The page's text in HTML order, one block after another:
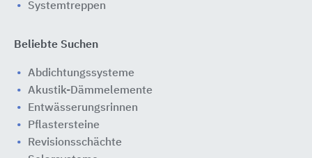
Systemtreppen
Beliebte Suchen
Abdichtungssysteme
Akustik-Dämmelemente
Entwässerungsrinnen
Pflastersteine
Revisionsschächte